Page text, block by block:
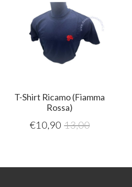
T-Shirt Ricamo (Fiamma
Rossa)
€10,90 13,00